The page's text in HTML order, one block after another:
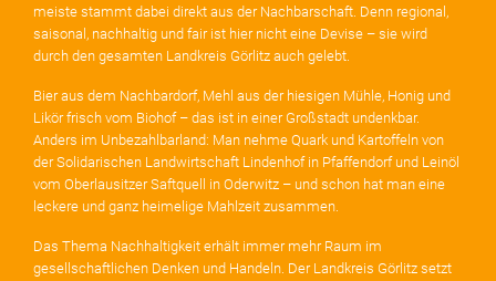
meiste stammt dabei direkt aus der Nachbarschaft. Denn regional,
saisonal, nachhaltig und fair ist hier nicht eine Devise – sie wird
durch den gesamten Landkreis Görlitz auch gelebt.
Bier aus dem Nachbardorf, Mehl aus der hiesigen Mühle, Honig und
Likör frisch vom Biohof – das ist in einer Großstadt undenkbar.
Anders im Unbezahlbarland: Man nehme Quark und Kartoffeln von
der Solidarischen Landwirtschaft Lindenhof in Pfaffendorf und Leinöl
vom Oberlausitzer Saftquell in Oderwitz – und schon hat man eine
leckere und ganz heimelige Mahlzeit zusammen.
Das Thema Nachhaltigkeit erhält immer mehr Raum im
gesellschaftlichen Denken und Handeln. Der Landkreis Görlitz setzt